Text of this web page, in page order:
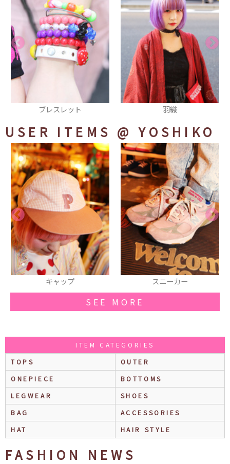
羽織 エプロン
USER ITEMS @ YOSHIKO
スニーカー レースアップシュー
SEE MORE
ITEM CATEGORIES
TOPS
OUTER
ONEPIECE
BOTTOMS
LEGWEAR
SHOES
BAG
ACCESSORIES
HAT
HAIR STYLE
FASHION NEWS